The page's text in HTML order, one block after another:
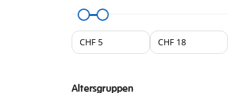
Altersgruppen